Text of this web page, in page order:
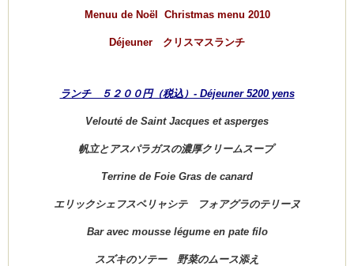
Menuu de Noël Christmas menu 2010
Déjeuner クリスマスランチ
ランチ ５２００円（税込）- Déjeuner 5200 yens
Velouté de Saint Jacques et asperges
帆立とアスパラガスの濃厚クリームスープ
Terrine de Foie Gras de canard
エリックシェフスペリャシテ フォアグラのテリーヌ
Bar avec mousse légume en pate filo
スズキのソテー 野菜のムース添え